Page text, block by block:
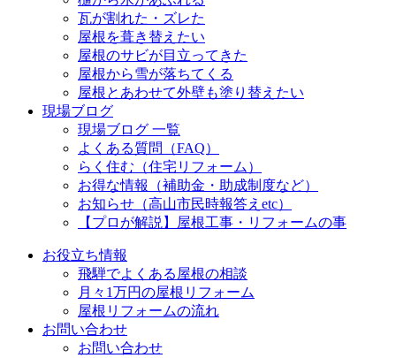
瓦が割れた・ズレた
屋根を葺き替えたい
屋根のサビが目立ってきた
屋根から雪が落ちてくる
屋根とあわせて外壁も塗り替えたい
現場ブログ
現場ブログ 一覧
よくある質問（FAQ）
らく住む（住宅リフォーム）
お得な情報（補助金・助成制度など）
お知らせ（高山市民時報答えetc）
【プロが解説】屋根工事・リフォームの事
お役立ち情報
飛騨でよくある屋根の相談
月々1万円の屋根リフォーム
屋根リフォームの流れ
お問い合わせ
お問い合わせ